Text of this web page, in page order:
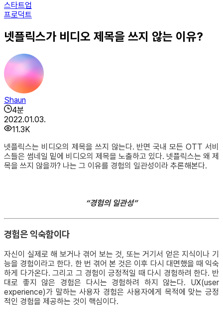
스타트업
프로덕트
넷플릭스가 비디오 제목을 쓰지 않는 이유?
Shaun
4분
2022.01.03.
11.3K
넷플릭스는 비디오의 제목을 쓰지 않는다. 반면 국내 모든 OTT 서비
스들은 썸네일 밑에 비디오의 제목을 노출하고 있다. 넷플릭스는 왜 제
목을 쓰지 않을까? 나는 그 이유를 경험의 일관성이라 추론해본다.
“경험의 일관성”
경험은 익숙함이다
자신이 실제로 해 보거나 겪어 보는 것, 또는 거기서 얻은 지식이나 기
능을 경험이라고 한다. 한 번 겪어 본 것은 이후 다시 대면했을 때 익숙
하게 다가온다. 그리고 그 경험이 긍정적일 때 다시 경험하려 한다. 반
대로 좋지 않은 경험은 다시는 경험하려 하지 않는다. UX(user
experience)가 말하는 사용자 경험은 사용자에게 목적에 맞는 긍정
적인 경험을 제공하는 것이 핵심이다.